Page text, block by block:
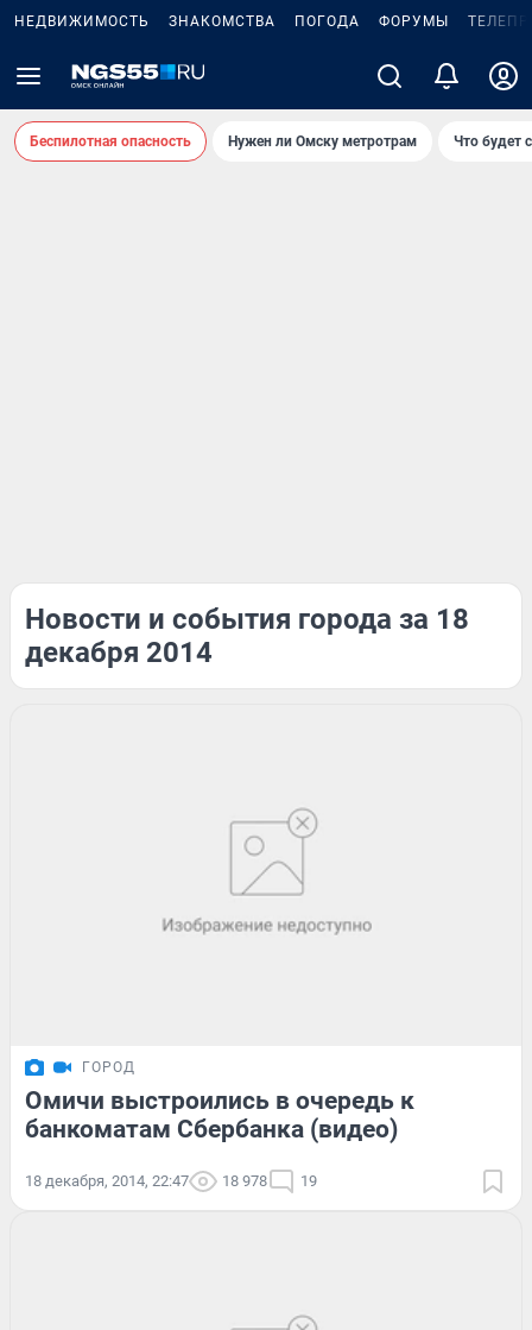
НЕДВИЖИМОСТЬ ЗНАКОМСТВА ПОГОДА ФОРУМЫ
Беспилотная опасность Нужен ли Омску метротрам Что будет
Новости и события города за 18
декабря 2014
ГОРОД
Омичи выстроились в очередь к
банкоматам Сбербанка (видео)
18 декабря, 2014, 22:47 18 978 19